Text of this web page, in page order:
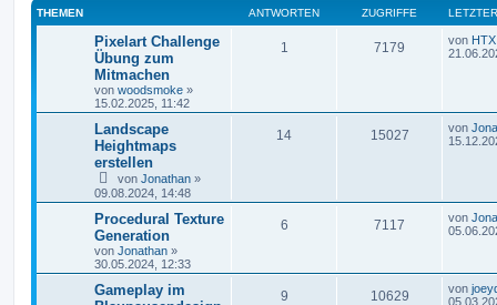
THEMEN ANTWORTEN ZUGRIFFE
Pixelart Challenge
Übung zum
Mitmachen
von woodsmoke »
15.02.2025, 11:42
1 7179 von HTX
Landscape
Heightmaps
erstellen
von Jonathan »
09.08.2024, 14:48
14 15027 von
Procedural Texture
Generation
von Jonathan »
30.05.2024, 12:33
6 7117 von
Gameplay im
9 10629 von